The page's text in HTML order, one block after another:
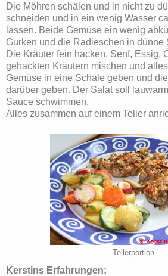
Die Möhren schälen und in nicht zu
schneiden und in ein wenig Wasser
lassen. Beide Gemüse ein wenig
Gurken und die Radieschen in dünne
Die Kräuter fein hacken. Senf, Essig,
gehackten Kräutern mischen und
Gemüse in eine Schale geben und
darüber geben. Der Salat soll
Sauce schwimmen.
Alles zusammen auf einem Teller
Tellerportion
Kerstins Erfahrungen: